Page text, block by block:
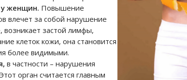
женщин. Повышение
влечет за собой нарушение
возникает застой лимфы,
клеток кожи, она становится
более видимыми.
в частности – нарушения
орган считается главным